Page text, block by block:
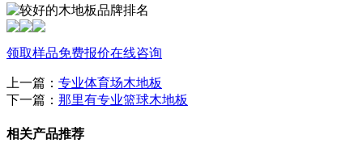
领取样品免费报价在线咨询
上一篇： 专业体育场木地板
下一篇： 那里有专业篮球木地板
相关产品推荐